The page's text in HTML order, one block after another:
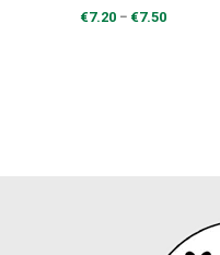
€7.20 – €7.50Price